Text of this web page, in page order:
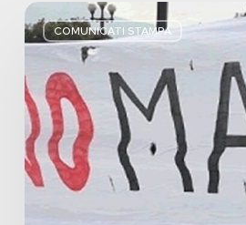
COMUNICATI STAMPA
Basta
bugie,
Regione
Lombardia
pratica
l’antimafia
solo
a
parole